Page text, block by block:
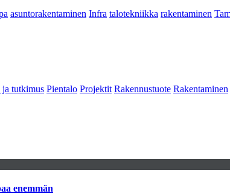
asuntorakentaminen Infra talotekniikka rakentaminen
tutkimus Pientalo Projektit Rakennustuote Rakentaminen
enemmän